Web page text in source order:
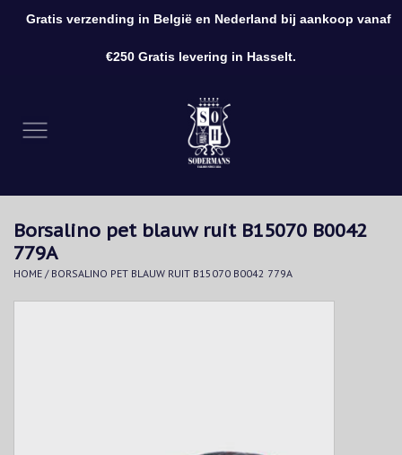
Kleding
Accessoires
Borsalino pet blauw ruit B15070 B0042
779A
HOME / BORSALINO PET BLAUW RUIT B15070 B0042 779A
Gratis verzending in België en Nederland bij aankoop vanaf
€250 Gratis levering in Hasselt.